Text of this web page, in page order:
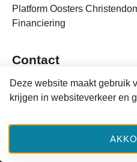
Platform Oosters
Financiering
Contact
info@oosterschristendom.nl
Erasmusplein 1 (17.04b/d)
Deze website maakt gebruik
krijgen in websiteverkeer en